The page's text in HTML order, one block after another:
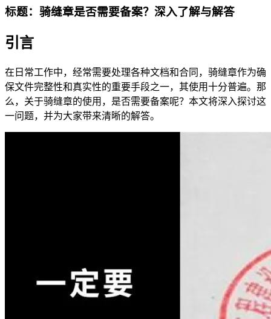
标题：骑缝章是否需要备案？深入了解与解答
引言
在日常工作中，经常需要处理各种文档和合同，骑缝章作为确
保文件完整性和真实性的重要手段之一，其使用十分普遍。那
么，关于骑缝章的使用，是否需要备案呢？本文将深入探讨这
一问题，并为大家带来清晰的解答。